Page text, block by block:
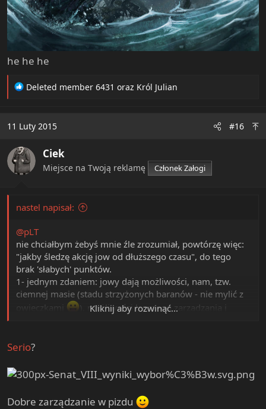
he he he
R
t
o
n
s
Deleted member 6431 oraz Król Julian
11 Luty 2015 #16
Ciek
Miejsce na Twoją reklamę Członek Załogi
nastel napisał:
@pLT
nie chciałbym żebyś mnie źle zrozumiał, powtórzę więc:
"jakby śledzę akcję jow od dłuższego czasu", do tego
brak 'słabych' punktów.
1- jednym zdaniem: jowy dają możliwości, nam, tzw.
ciemnej masie (stadu strzyżonych baranów - nie mylić z
owieczkami
). możliwości lepszego zarządzania i
Kliknij aby rozwinąć...
Serio?
Dobre zarządzanie w pizdu